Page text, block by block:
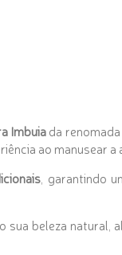
Imbuiada
ao manusear a
, garantindo
beleza natural,